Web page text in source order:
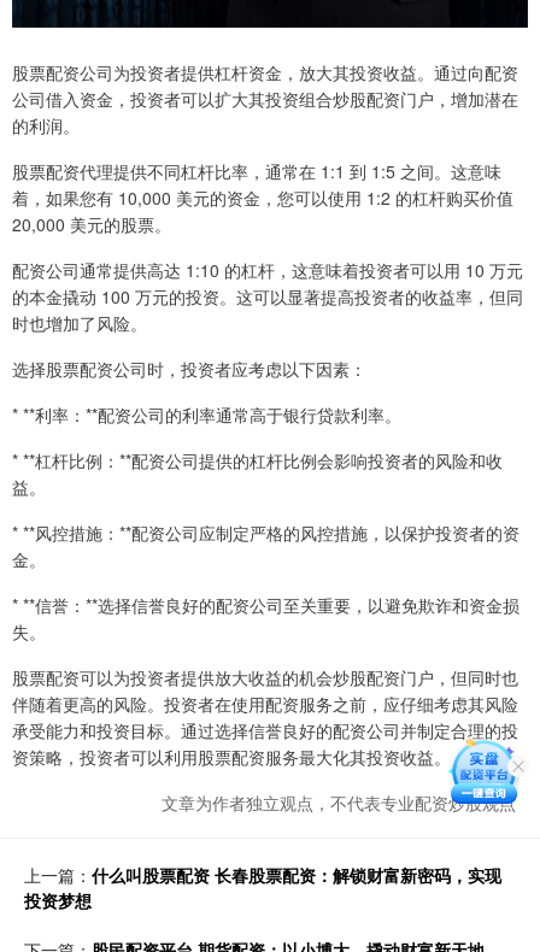
股票配资公司为投资者提供杠杆资金，放大其投资收益。通过向配资
公司借入资金，投资者可以扩大其投资组合炒股配资门户，增加潜在
的利润。
股票配资代理提供不同杠杆比率，通常在 1:1 到 1:5 之间。这意味
着，如果您有 10,000 美元的资金，您可以使用 1:2 的杠杆购买价值
20,000 美元的股票。
配资公司通常提供高达 1:10 的杠杆，这意味着投资者可以用 10 万元
的本金撬动 100 万元的投资。这可以显著提高投资者的收益率，但同
时也增加了风险。
选择股票配资公司时，投资者应考虑以下因素：
* **利率：**配资公司的利率通常高于银行贷款利率。
* **杠杆比例：**配资公司提供的杠杆比例会影响投资者的风险和收
益。
* **风控措施：**配资公司应制定严格的风控措施，以保护投资者的资
金。
* **信誉：**选择信誉良好的配资公司至关重要，以避免欺诈和资金损
失。
股票配资可以为投资者提供放大收益的机会炒股配资门户，但同时也
伴随着更高的风险。投资者在使用配资服务之前，应仔细考虑其风险
承受能力和投资目标。通过选择信誉良好的配资公司并制定合理的投
资策略，投资者可以利用股票配资服务最大化其投资收益。
文章为作者独立观点，不代表专业配资炒股观点
上一篇： 什么叫股票配资 长春股票配资：解锁财富新密码，实现
投资梦想